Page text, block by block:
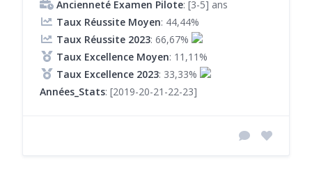
Ancienneté Examen Pilote: [3-5] ans
Taux Réussite Moyen: 44,44%
Taux Réussite 2023: 66,67%
Taux Excellence Moyen: 11,11%
Taux Excellence 2023: 33,33%
Années_Stats: [2019-20-21-22-23]